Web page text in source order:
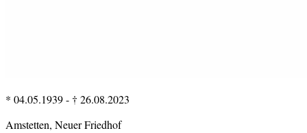
* 04.05.1939- † 26.08.2023
Amstetten, Neuer Friedhof